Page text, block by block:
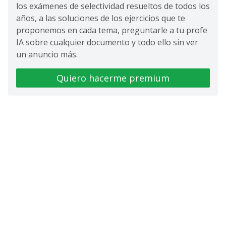
los exámenes de selectividad resueltos de todos los
años, a las soluciones de los ejercicios que te
proponemos en cada tema, preguntarle a tu profe
IA sobre cualquier documento y todo ello sin ver
un anuncio más.
Quiero hacerme premium